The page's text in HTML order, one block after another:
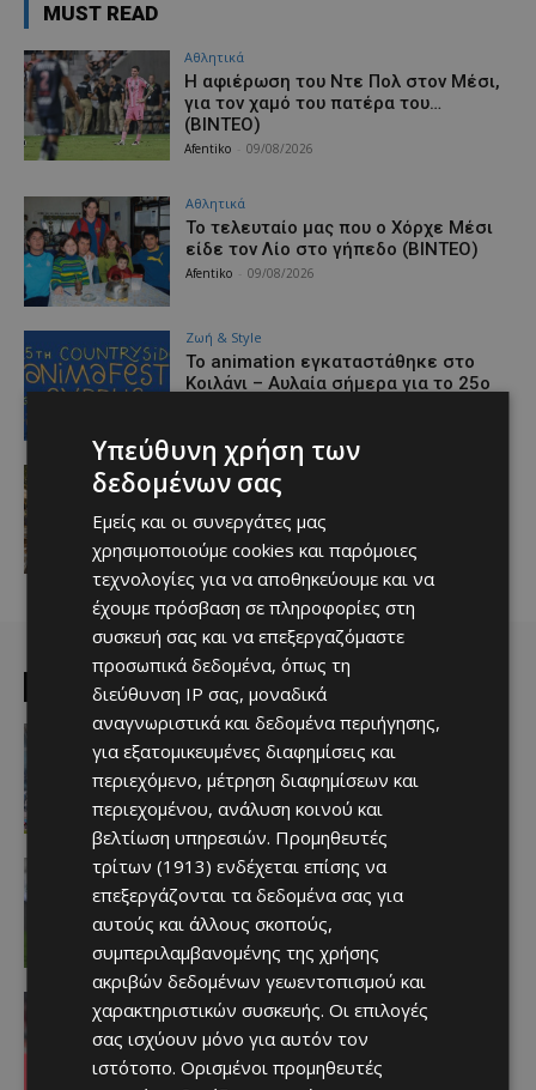
MUST READ
Αθλητικά
Η αφιέρωση του Ντε Πολ στον Μέσι,
για τον χαμό του πατέρα του…
(ΒΙΝΤΕΟ)
Afentiko 09/08/2026
Αθλητικά
Το τελευταίο μας που ο Χόρχε Μέσι
είδε τον Λίο στο γήπεδο (ΒΙΝΤΕΟ)
Afentiko 09/08/2026
Ζωή & Style
Το animation εγκαταστάθηκε στο
Κοιλάνι – Αυλαία σήμερα για το 25ο
Ζωή & Style
Από το μαχαλεπί μέχρι τα beach
sets: Μία Κυριακάτικη βόλτα στη
Λεμεσό
Afentiko - 09/08/2026
EDITOR PICKS
Απόλλων
Πολύ μεγάλο ενδιαφέρον για ένα
«μαγικό χαρτάκι»
06/08/2026
Αθλητικά - Επικαιρότητα
Παραμένει ο Ενρίκες – Παίρνει και
Afentiko - 06/08/2026
Απόλλων
Τι ισχύει με Κονομή
Afentiko - 06/08/2026
Υπεύθυνη χρήση των
δεδομένων σας
Εμείς και οι συνεργάτες μας
χρησιμοποιούμε cookies και παρόμοιες
τεχνολογίες για να αποθηκεύουμε και να
έχουμε πρόσβαση σε πληροφορίες στη
συσκευή σας και να επεξεργαζόμαστε
προσωπικά δεδομένα, όπως τη
διεύθυνση IP σας, μοναδικά
αναγνωριστικά και δεδομένα περιήγησης,
για εξατομικευμένες διαφημίσεις και
περιεχόμενο, μέτρηση διαφημίσεων και
περιεχομένου, ανάλυση κοινού και
βελτίωση υπηρεσιών. Προμηθευτές
τρίτων (1913) ενδέχεται επίσης να
επεξεργάζονται τα δεδομένα σας για
αυτούς και άλλους σκοπούς,
συμπεριλαμβανομένης της χρήσης
ακριβών δεδομένων γεωεντοπισμού και
χαρακτηριστικών συσκευής. Οι επιλογές
σας ισχύουν μόνο για αυτόν τον
ιστότοπο. Ορισμένοι προμηθευτές